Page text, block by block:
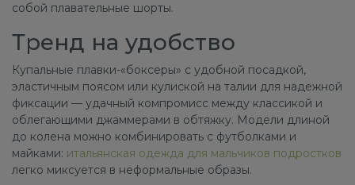
собой плавательные шорты.
Тренд на удобство
Купальные плавки-«боксеры» с удобной посадкой,
эластичным поясом или кулиской на талии для надежной
фиксации — удачный компромисс между классикой и
облегающими джаммерами в обтяжку. Модели длиной
до колена можно комбинировать с футболками и
майками: итальянская одежда для мальчиков подростков
легко миксуется в неформальные образы.